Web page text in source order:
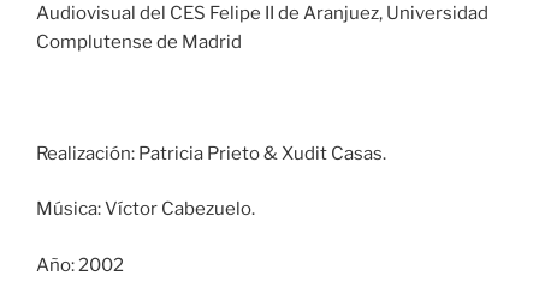
Audiovisual del CES Felipe II de Aranjuez, Universidad
Complutense de Madrid
Realización: Patricia Prieto & Xudit Casas.
Música: Víctor Cabezuelo.
Año: 2002